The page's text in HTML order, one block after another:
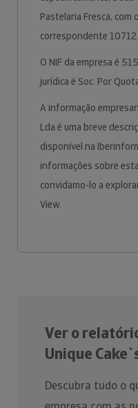
Pastelaria Fresca, com
correspondente 10712.
O NIF da empresa é
jurídica é Soc. Por
A informação
Lda é uma breve
disponível na
informações sobre
convidamo-lo a
View.
Ver o
Unique
Descubra tudo o